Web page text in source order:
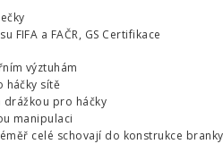
FIFA a FAČR, GS Certifikace
výztuhám
háčky sítě
pro háčky
manipulaci
celé schovají do konstrukce